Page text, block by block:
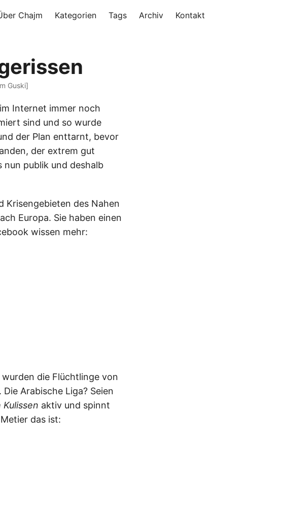
Chajm Kategorien Tags Archiv Kontakt
Guski]
Internet immer noch
sind und so wurde
der Plan enttarnt, bevor
der extrem gut
publik und deshalb
Krisengebieten des Nahen
Europa. Sie haben einen
wissen mehr:
die Flüchtlinge von
Arabische Liga? Seien
aktiv und spinnt
das ist: